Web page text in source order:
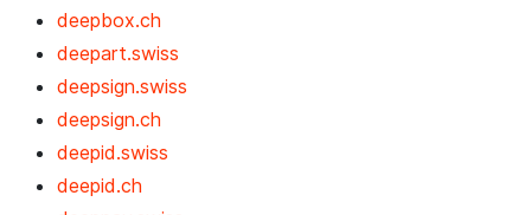
deepbox.ch
deepart.swiss
deepsign.swiss
deepsign.ch
deepid.swiss
deepid.ch